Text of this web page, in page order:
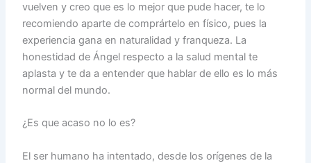
vuelven y creo que es lo mejor que pude hacer, te lo
recomiendo aparte de comprártelo en físico, pues la
experiencia gana en naturalidad y franqueza. La
honestidad de Ángel respecto a la salud mental te
aplasta y te da a entender que hablar de ello es lo más
normal del mundo.
¿Es que acaso no lo es?
El ser humano ha intentado, desde los orígenes de la